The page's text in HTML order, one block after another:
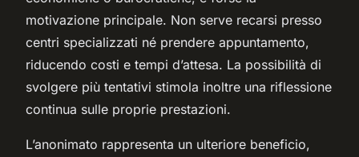
motivazione principale. Non serve recarsi presso
centri specializzati né prendere appuntamento,
riducendo costi e tempi d’attesa. La possibilità di
svolgere più tentativi stimola inoltre una riflessione
continua sulle proprie prestazioni.
L’anonimato rappresenta un ulteriore beneficio,